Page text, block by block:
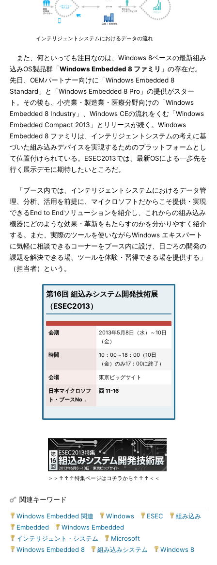
インテリジェントシステムにおけるデータの流れ
また、何といっても注目なのは、Windows 8ベースの最新組み
込みOS製品群「Windows Embedded 8 ファミリ 」の存在だ。
先日、OEMパートナー向けに「Windows Embedded 8
Standard」と「Windows Embedded 8 Pro」の提供がスター
ト。その後も、小売業・製造業・医療分野向けの「Windows
Embedded 8 Industry」、Windows CEの流れをくむ「Windows
Embedded Compact 2013」とリリースが続く。Windows
Embedded 8 ファミリは、インテリジェントシステムの考えに基
づいた組み込みデバイスを実現するためのプラットフォームとし
て位置付けられている。ESEC2013では、最新OSによる一歩先を
行く展示デモに期待したいところだ。
「ブース内では、インテリジェントシステムにおけるデータ管
理、分析、活用を前提に、マイクロソフトだからこそ提供・実現
できるEnd to Endソリューションを紹介し、これからの組み込み
機器にどのような効果・革新をもたらすのかを分かりやすく紹介
する。また、実際のツールを使いながらWindows エキスパート
に気軽に相談できるコーナーをブース内に設け、日ごろの開発の
課題を解決できる場、ツールを体験・習得できる場を提供する」
（担当者）という。
第16回 組込みシステム開発技術展
（ESEC2013）
会期
2013年5月8日（水）～10日
（金）
時間
10：00～18：00（10日
（金）のみ17：00に終了）
会場
東京ビッグサイト
日本マイクロソフ
ト・ブースNo．
西 11-16
＞＞↑↑↑特集ページはコチラから↑↑↑＜＜
関連キーワード
Windows Embedded 関連 Windows ESEC 組み込み
Embedded
Windows Embedded
インテリジェント・システム
Microsoft
Windows Embedded 8
組み込みシステム Windows 8